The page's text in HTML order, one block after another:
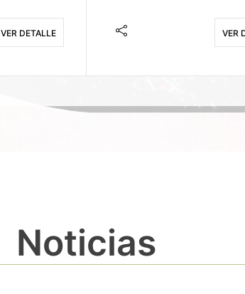
VER DETALLE VER
Noticias